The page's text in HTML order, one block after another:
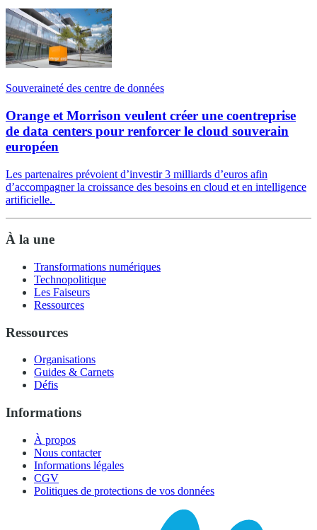
Souveraineté des centre de données
Orange et Morrison veulent créer une coentreprise
de data centers pour renforcer le cloud souverain
européen
Les partenaires prévoient d’investir 3 milliards d’euros afin
d’accompagner la croissance des besoins en cloud et en intelligence
artificielle.
À la une
Transformations numériques
Technopolitique
Les Faiseurs
Ressources
Ressources
Organisations
Guides & Carnets
Défis
Informations
À propos
Nous contacter
Informations légales
CGV
Politiques de protections de vos données